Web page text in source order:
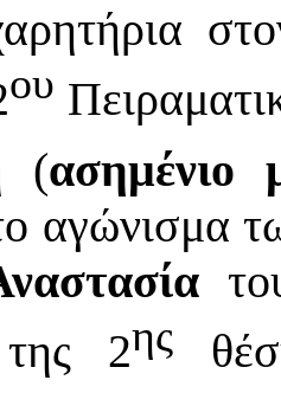
ου
(ασημένιο
αγώνισμα
2ης